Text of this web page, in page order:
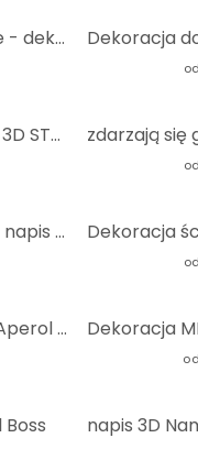
napis 3D Always Smile - dekoracja MDF
od
Dekoracja MDF napis 3D STAY inspired - natura
od
Dekoracja drewniana napis 3D All of me loves all of you - MDF natura
od
napis 3D - Kuchnia - Aperol o'clock - MDF natura
od